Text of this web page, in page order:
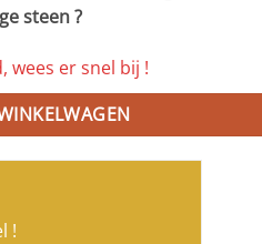
steen ?
wees er snel bij !
!